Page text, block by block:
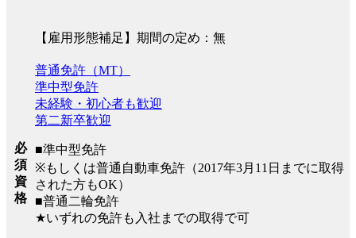
【雇用形態補足】期間の定め：無
必
須
資
格
普通免許（MT）
準中型免許
未経験・初心者も歓迎
第二新卒歓迎
■準中型免許
※もしくは普通自動車免許（2017年3月11日までに取得
された方もOK）
■普通二輪免許
★いずれの免許も入社までの取得で可